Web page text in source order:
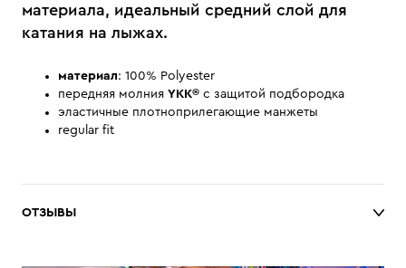
материала, идеальный средний слой для
катания на лыжах.
материал: 100% Polyester
передняя молния YKK® с защитой подбородка
эластичные плотноприлегающие манжеты
regular fit
ОТЗЫВЫ